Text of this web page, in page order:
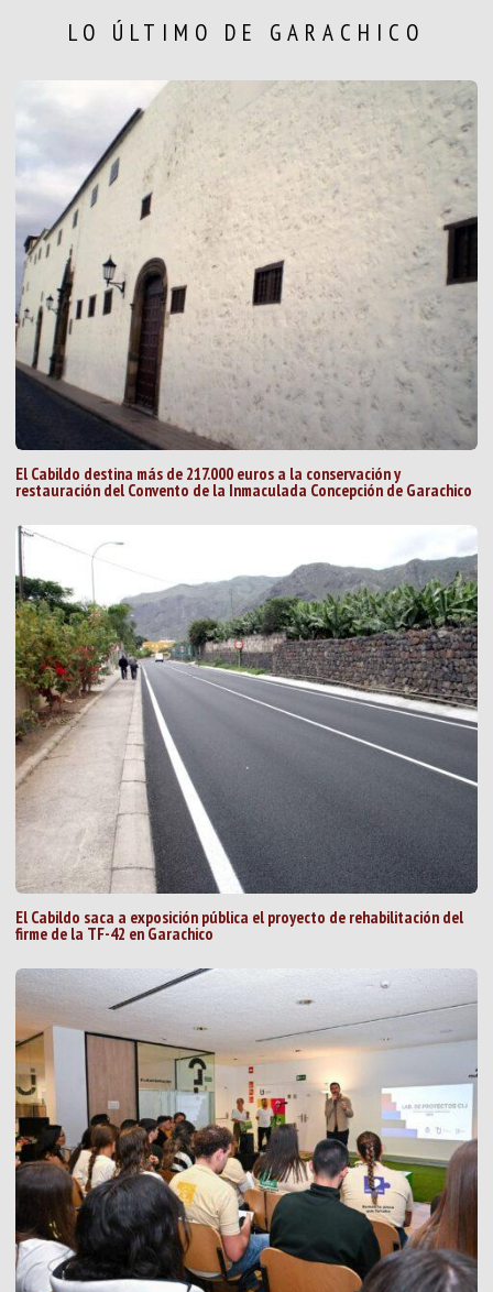
LO ÚLTIMO DE GARACHICO
El Cabildo destina más de 217.000 euros a la conservación y
restauración del Convento de la Inmaculada Concepción de Garachico
El Cabildo saca a exposición pública el proyecto de rehabilitación del
firme de la TF-42 en Garachico